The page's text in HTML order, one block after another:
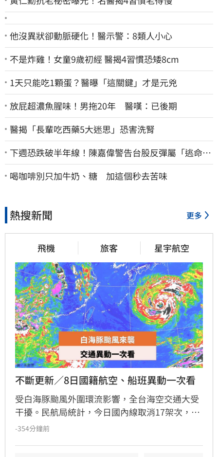
他沒異狀卻動脈硬化！醫示警：8類人小心
不是炸雞！女童9歲初經 醫揭4習慣恐矮8cm
1天只能吃1顆蛋？醫曝「這關鍵」才是元兇
放屁超濃魚腥味！男拖20年 醫嘆：已後期
醫揭「長輩吃西藥5大迷思」恐害洗腎
下週恐跌破半年線！陳嘉偉警告台股反彈屬「逃命
波」：空頭大屠殺剛開始
喝咖啡別只加牛奶、糖 加這個秒去苦味
熱搜新聞 更多
飛機 旅客 星宇航空
不斷更新／8日國籍航空、船班異動一次看
受白海豚颱風外圍環流影響，全台海空交通大受
干擾。民航局統計，今日國內線取消17架次，國
際暨兩岸航線取消61架次、延誤3架次。星宇航
-354分鐘前